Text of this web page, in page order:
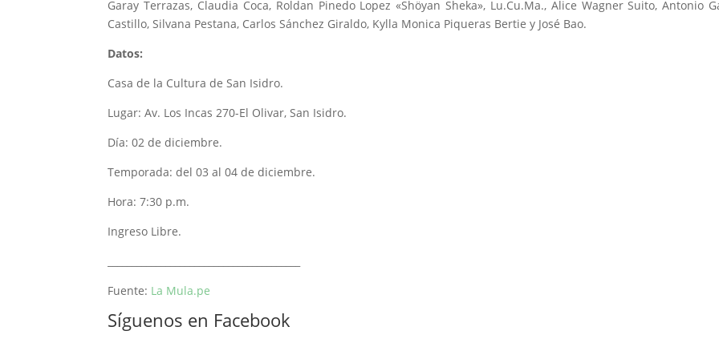
Garay Terrazas, Claudia Coca, Roldan Pinedo Lopez «Shöyan Sheka», Lu.Cu.Ma., Alice Wagner Suito, Antonio
Castillo, Silvana Pestana, Carlos Sánchez Giraldo, Kylla Monica Piqueras Bertie y José Bao.
Datos:
Casa de la Cultura de San Isidro.
Lugar: Av. Los Incas 270-El Olivar, San Isidro.
Día: 02 de diciembre.
Temporada: del 03 al 04 de diciembre.
Hora: 7:30 p.m.
Ingreso Libre.
Fuente: La Mula.pe
Síguenos en Facebook